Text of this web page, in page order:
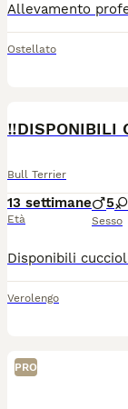
Ostellato
Bull Terrier
13 settimane
Età
5
Sesso
Verolengo
PRO